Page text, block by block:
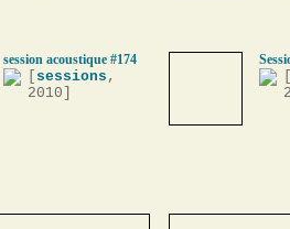
session acoustique #174
sessions ,
2010]